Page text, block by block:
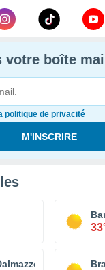
votre boîte mail
politique de privacité